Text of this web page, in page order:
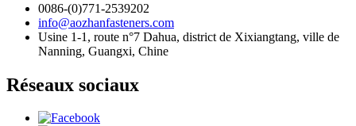
0086-(0)771-2539202
info@aozhanfasteners.com
Usine 1-1, route n°7 Dahua, district de Xixiangtang, ville de
Nanning, Guangxi, Chine
Réseaux sociaux